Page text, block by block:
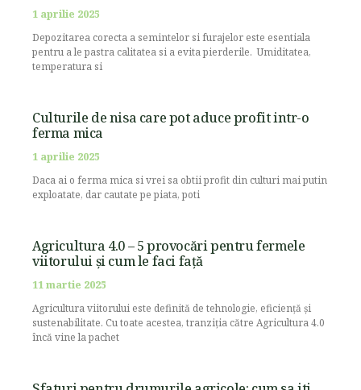
1 aprilie 2025
Depozitarea corecta a semintelor si furajelor este esentiala
pentru a le pastra calitatea si a evita pierderile. Umiditatea,
temperatura si
Culturile de nisa care pot aduce profit intr-o
ferma mica
1 aprilie 2025
Daca ai o ferma mica si vrei sa obtii profit din culturi mai putin
exploatate, dar cautate pe piata, poti
Agricultura 4.0 – 5 provocări pentru fermele
viitorului și cum le faci față
11 martie 2025
Agricultura viitorului este definită de tehnologie, eficiență și
sustenabilitate. Cu toate acestea, tranziția către Agricultura 4.0
încă vine la pachet